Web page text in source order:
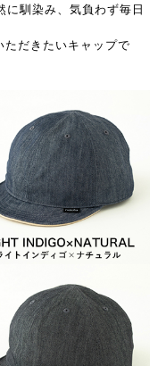
馴染み、気負わず毎日
ただきたいキャップで